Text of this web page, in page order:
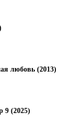
любовь (2013)
9 (2025)